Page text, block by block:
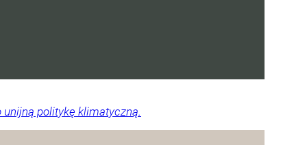
politykę klimatyczną.